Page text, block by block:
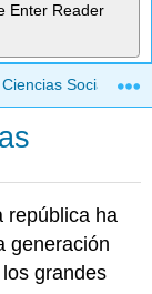
Enter Reader
Ciencias Sociales
república ha
generación
grandes